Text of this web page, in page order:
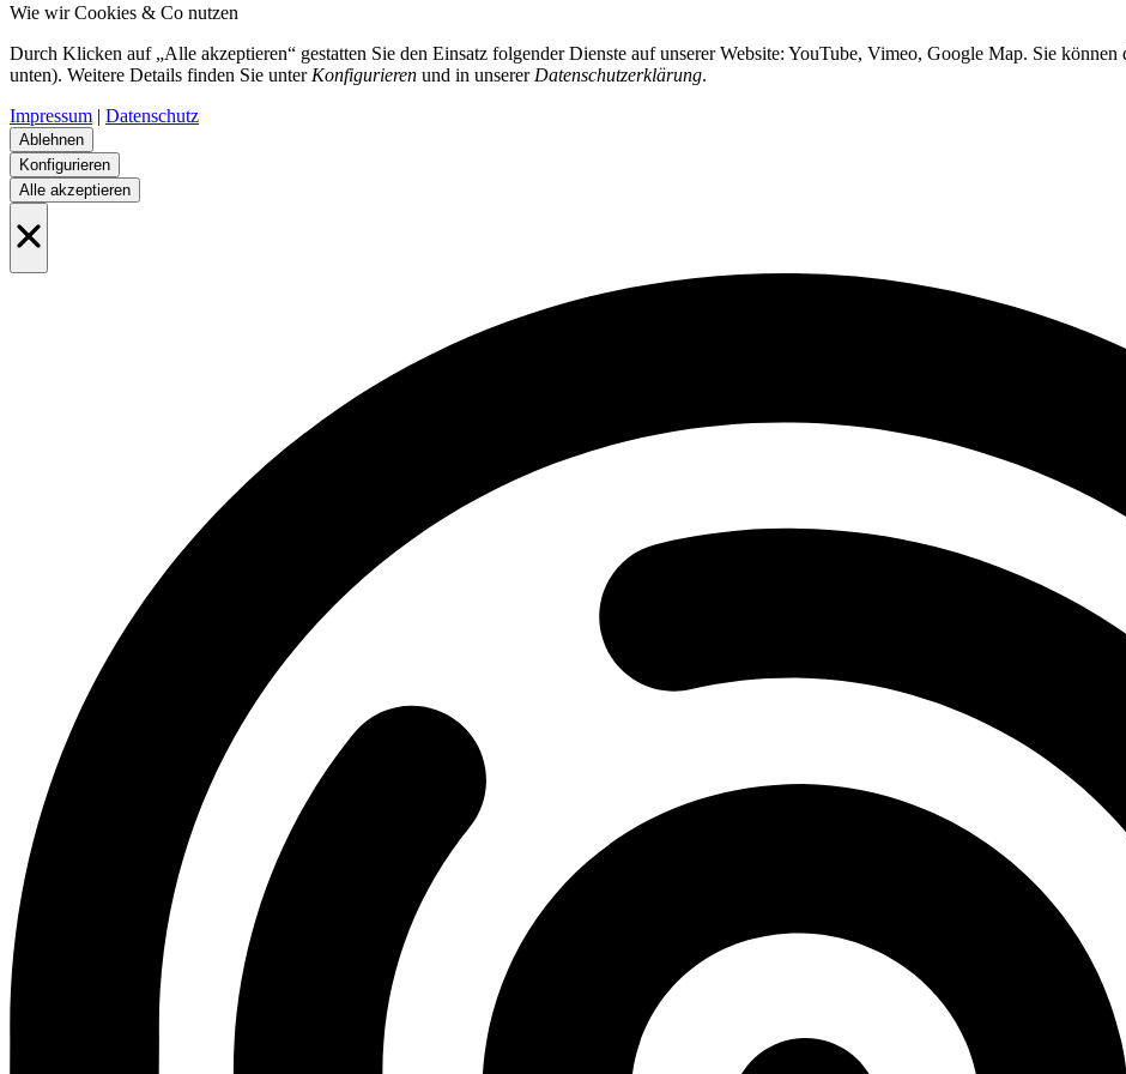
Wie wir Cookies & Co nutzen
Durch Klicken auf „Alle akzeptieren“ gestatten Sie den Einsatz folgender Dienste auf unserer Website: YouTube, Vimeo, Google Map. Sie
unten). Weitere Details finden Sie unter Konfigurieren und in unserer Datenschutzerklärung.
Impressum | Datenschutz
Ablehnen
Konfigurieren
Alle akzeptieren